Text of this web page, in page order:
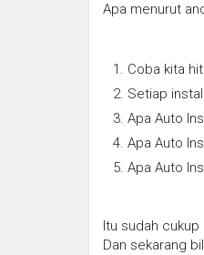
Apa menurut
Coba kita
Setiap
Apa Auto
Apa Auto
Apa Auto
Itu sudah
Dan sekarang